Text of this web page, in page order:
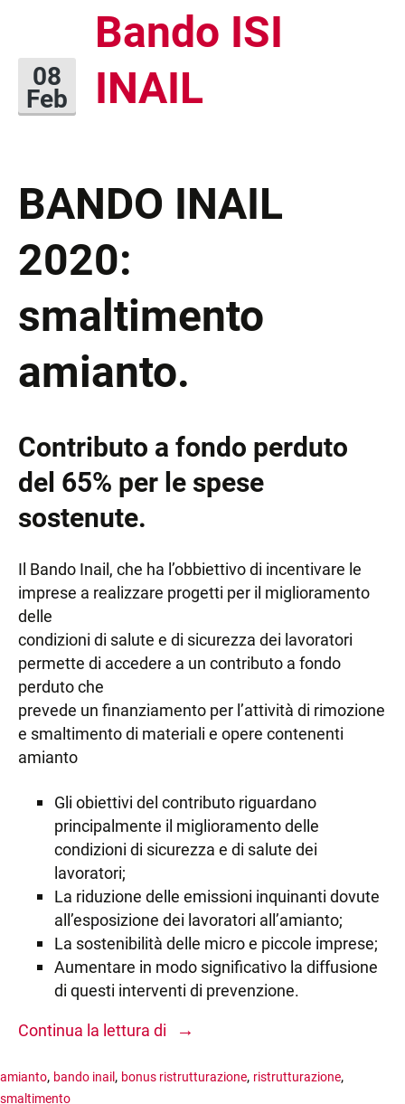
Bando ISI
INAIL
08
Feb
BANDO INAIL
2020:
smaltimento
amianto.
Contributo a fondo perduto
del 65% per le spese
sostenute.
Il Bando Inail, che ha l’obbiettivo di incentivare le
imprese a realizzare progetti per il miglioramento
delle
condizioni di salute e di sicurezza dei lavoratori
permette di accedere a un contributo a fondo
perduto che
prevede un finanziamento per l’attività di rimozione
e smaltimento di materiali e opere contenenti
amianto
Gli obiettivi del contributo riguardano
principalmente il miglioramento delle
condizioni di sicurezza e di salute dei
lavoratori;
La riduzione delle emissioni inquinanti dovute
all’esposizione dei lavoratori all’amianto;
La sostenibilità delle micro e piccole imprese;
Aumentare in modo significativo la diffusione
di questi interventi di prevenzione.
Continua la lettura di
Bando ISI INAIL
→
amianto, bando inail, bonus ristrutturazione, ristrutturazione,
smaltimento